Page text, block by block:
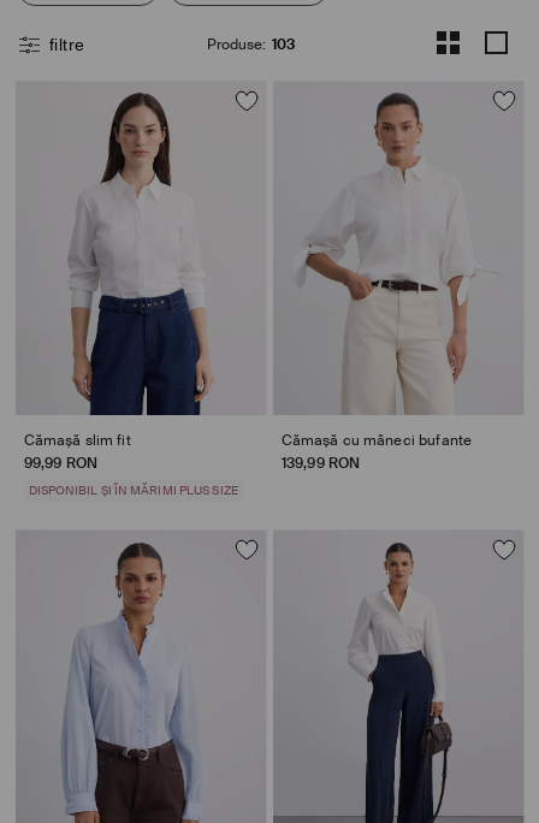
filtre Produse: 103
Cămașă slim fit
99,99 RON
DISPONIBIL ȘI ÎN MĂRIMI PLUS SIZE
Cămașă cu mâneci bufante
139,99 RON